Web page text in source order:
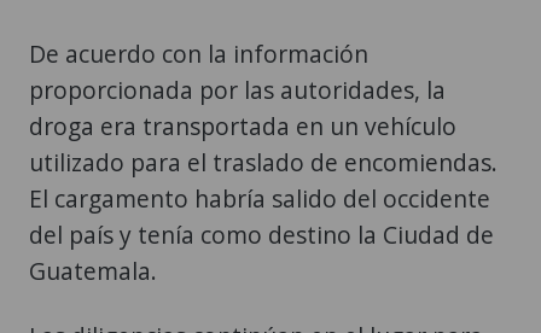
droga era transportada en un vehículo
utilizado para el traslado de encomiendas.
El cargamento habría salido del occidente
del país y tenía como destino la Ciudad de
Guatemala.
Las diligencias continúan en el lugar para